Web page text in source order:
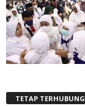
TETAP TERHUBUNG